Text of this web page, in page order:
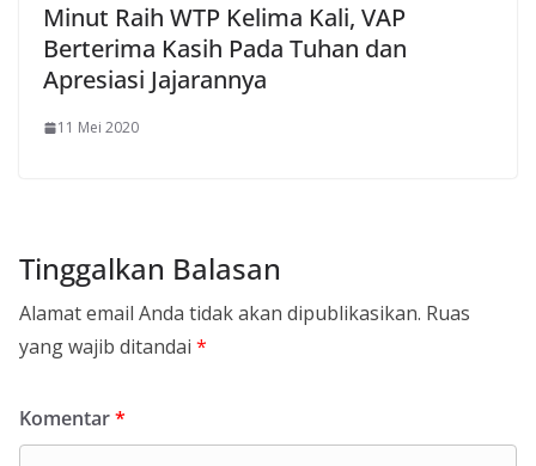
Minut Raih WTP Kelima Kali, VAP
Berterima Kasih Pada Tuhan dan
Apresiasi Jajarannya
11 Mei 2020
Tinggalkan Balasan
Alamat email Anda tidak akan dipublikasikan. Ruas
yang wajib ditandai *
Komentar*